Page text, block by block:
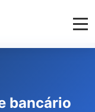
bancário